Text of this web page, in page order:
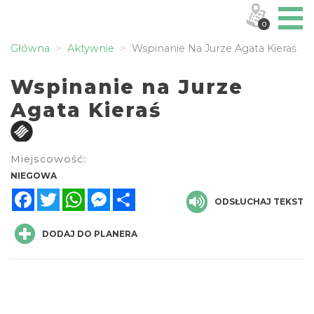
Główna Aktywnie Wspinanie Na Jurze Agata Kieraś
Wspinanie na Jurze
Agata Kieraś
Miejscowość:
NIEGOWA
FacebookTwitterWhatsAppMessenger
ODSŁUCHAJ TEKST
DODAJ DO PLANERA
0